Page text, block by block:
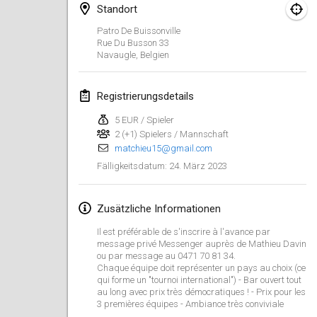
Standort
Patro De Buissonville
Rue Du Busson 33
Navaugle, Belgien
Registrierungsdetails
5 EUR / Spieler
2 (+1) Spielers / Mannschaft
matchieu15@gmail.com
Fälligkeitsdatum: 24. März 2023
Zusätzliche Informationen
Il est préférable de s'inscrire à l'avance par
message privé Messenger auprès de Mathieu Davin
ou par message au 0471 70 81 34.
Chaque équipe doit représenter un pays au choix (ce
qui forme un "tournoi international") - Bar ouvert tout
au long avec prix très démocratiques ! - Prix pour les
3 premières équipes - Ambiance très conviviale
Februar 2023
Open Grégorien
SingeliDuppeli
4. Feb. 2023 | Finnland
Indoor de la CASAS
18. Feb. 2023|Frankreich
Faschings-Mölkky
19. Feb. 2023|Deutschland